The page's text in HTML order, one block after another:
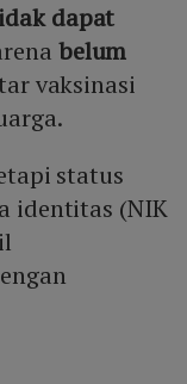
dapat
belum
vaksinasi
status
identitas (NIK